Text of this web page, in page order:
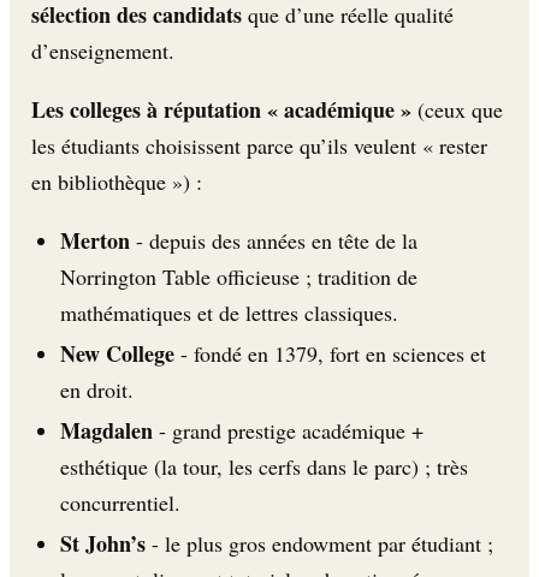
sélection des candidats que d’une réelle qualité
d’enseignement.
Les colleges à réputation « académique » (ceux que
les étudiants choisissent parce qu’ils veulent « rester
en bibliothèque ») :
Merton- depuis des années en tête de la
Norrington Table officieuse ; tradition de
mathématiques et de lettres classiques.
New College- fondé en 1379, fort en sciences et
en droit.
Magdalen- grand prestige académique +
esthétique (la tour, les cerfs dans le parc) ; très
concurrentiel.
St John’s- le plus gros endowment par étudiant ;